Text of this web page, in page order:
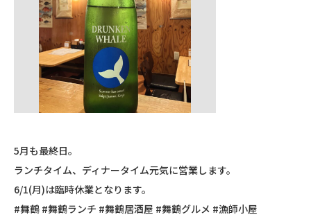
5月も最終日。
ランチタイム、ディナータイム元気に営業します。
6/1(月)は臨時休業となります。
#舞鶴 #舞鶴ランチ #舞鶴居酒屋 #舞鶴グルメ #漁師小屋